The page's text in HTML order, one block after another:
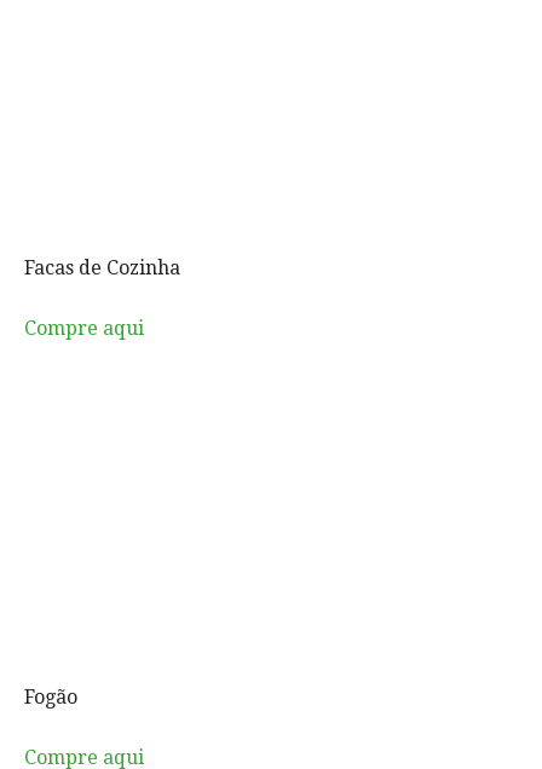
Facas de Cozinha
Compre aqui
Fogão
Compre aqui